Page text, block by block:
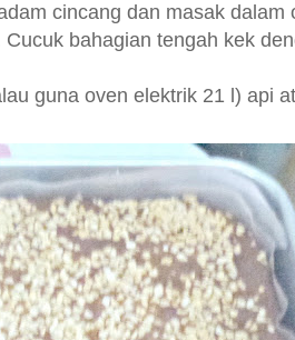
cincang dan masak dalam
bahagian tengah kek
guna oven elektrik 21 l) api